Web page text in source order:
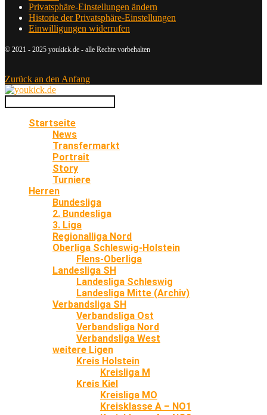
Privatsphäre-Einstellungen ändern
Historie der Privatsphäre-Einstellungen
Einwilligungen widerrufen
© 2021 - 2025 youkick.de - alle Rechte vorbehalten
Zurück an den Anfang
Startseite
News
Transfermarkt
Portrait
Story
Turniere
Herren
Bundesliga
2. Bundesliga
3. Liga
Regionalliga Nord
Oberliga Schleswig-Holstein
Flens-Oberliga
Landesliga SH
Landesliga Schleswig
Landesliga Mitte (Archiv)
Verbandsliga SH
Verbandsliga Ost
Verbandsliga Nord
Verbandsliga West
weitere Ligen
Kreis Holstein
Kreisliga M
Kreis Kiel
Kreisliga MO
Kreisklasse A – NO1